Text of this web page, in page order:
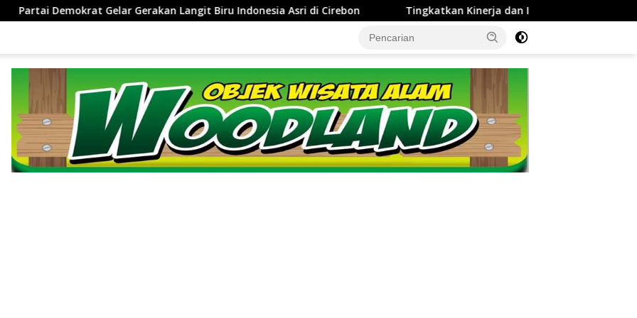
Biru Indonesia Asri di Cirebon ‎Tingkatkan Kinerja dan Integritas Manajer, Perumda Tirta Darma Ayu Gelar In-